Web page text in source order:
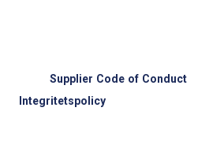
Supplier Code of Conduct
Integritetspolicy